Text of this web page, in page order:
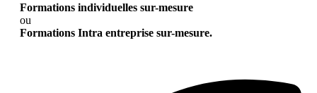
Formations individuelles sur-mesure
ou
Formations Intra entreprise sur-mesure.